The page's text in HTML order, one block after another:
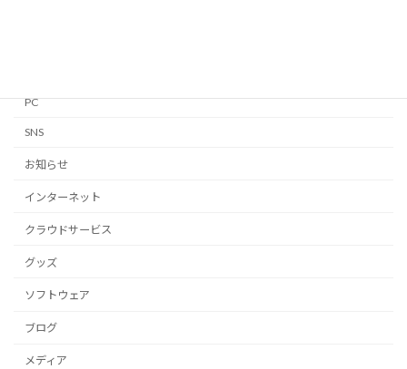
PC
SNS
お知らせ
インターネット
クラウドサービス
グッズ
ソフトウェア
ブログ
メディア